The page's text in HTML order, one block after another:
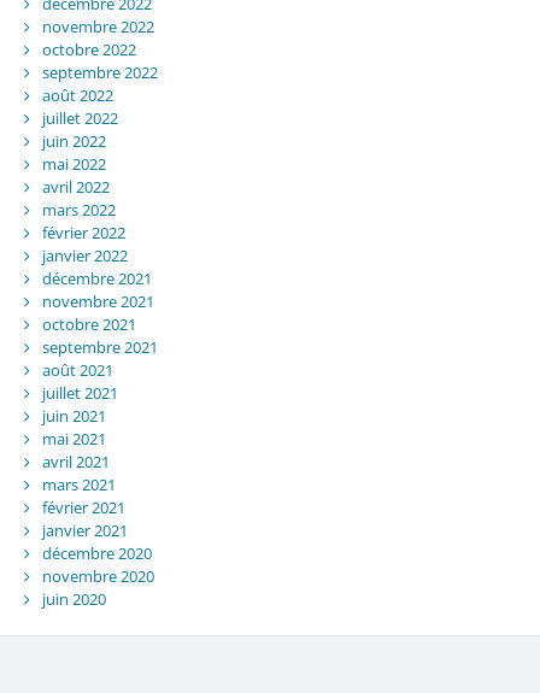
novembre 2022
octobre 2022
septembre 2022
août 2022
juillet 2022
juin 2022
mai 2022
avril 2022
mars 2022
février 2022
janvier 2022
décembre 2021
novembre 2021
octobre 2021
septembre 2021
août 2021
juillet 2021
juin 2021
mai 2021
avril 2021
mars 2021
février 2021
janvier 2021
décembre 2020
novembre 2020
juin 2020